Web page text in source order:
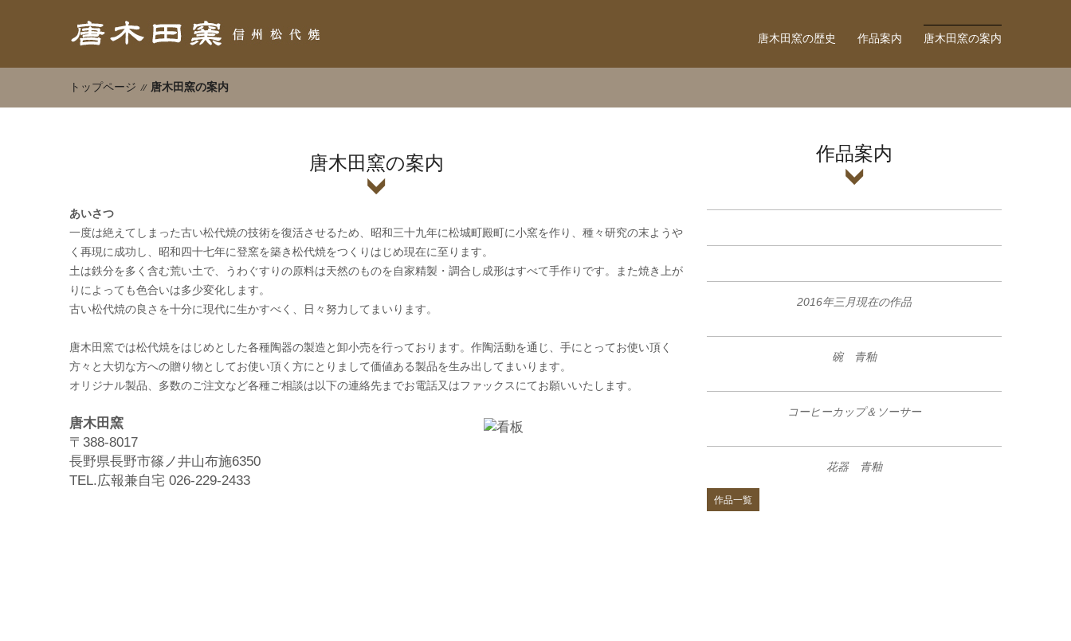
唐木田窯の歴史 作品案内 唐木田窯の案内
トップページ 唐木田窯の案内
唐木田窯の案内
あいさつ
一度は絶えてしまった古い松代焼の技術を復活させるため、昭和三十九年に松城町殿町に小窯を作り、種々研究の末ようや
く再現に成功し、昭和四十七年に登窯を築き松代焼をつくりはじめ現在に至ります。
土は鉄分を多く含む荒い土で、うわぐすりの原料は天然のものを自家精製・調合し成形はすべて手作りです。また焼き上が
りによっても色合いは多少変化します。
古い松代焼の良さを十分に現代に生かすべく、日々努力してまいります。
唐木田窯では松代焼をはじめとした各種陶器の製造と卸小売を行っております。作陶活動を通じ、手にとってお使い頂く
方々と大切な方への贈り物としてお使い頂く方にとりまして価値ある製品を生み出してまいります。
オリジナル製品、多数のご注文など各種ご相談は以下の連絡先までお電話又はファックスにてお願いいたします。
唐木田窯
〒388-8017
長野県長野市篠ノ井山布施6350
TEL.広報兼自宅 026-229-2433
作品案内
2016年三月現在の作品
碗 青釉
コーヒーカップ＆ソーサー
花器 青釉
作品一覧